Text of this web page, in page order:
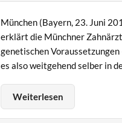
München (Bayern, 23. Juni
erklärt die Münchner
genetischen
es also weitgehend selber in
Weiterlesen